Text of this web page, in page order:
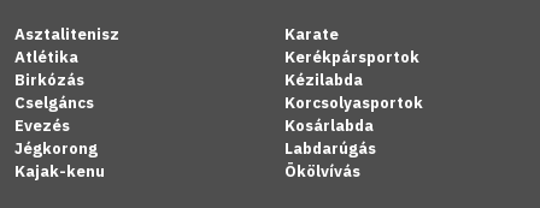
Asztalitenisz
Atlétika
Birkózás
Cselgáncs
Evezés
Jégkorong
Kajak-kenu
Karate
Kerékpársportok
Kézilabda
Korcsolyasportok
Kosárlabda
Labdarúgás
Ökölvívás